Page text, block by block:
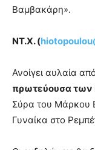
Βαμβακάρη».
ΝΤ.Χ. (
Ανοίγει αυλαία
πρωτεύουσα των
Σύρα του Μάρκου
Γυναίκα στο